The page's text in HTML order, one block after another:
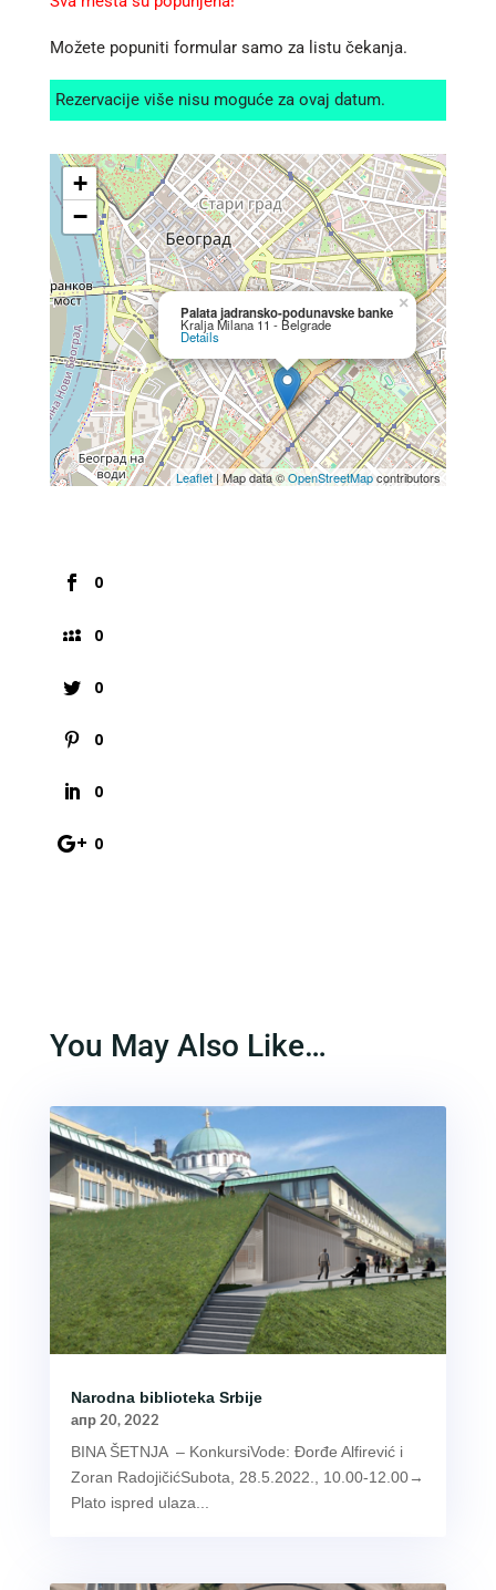
Možete popuniti formular samo za listu čekanja.
Rezervacije više nisu moguće za ovaj datum.
Palata jadransko-podunavske banke
Kralja Milana 11 - Belgrade
Details
×
+
−
Leaflet | Map data ©OpenStreetMapcontributors
0
0
0
0
0
0
You May Also Like…
Narodna biblioteka Srbije
апр 20, 2022
BINA ŠETNJA – KonkursiVode: Đorđe Alfirević i
Zoran RadojičićSubota, 28.5.2022., 10.00-12.00→
Plato ispred ulaza...